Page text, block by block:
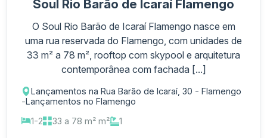
Soul Rio Barão de Icaraí Flamengo
O Soul Rio Barão de Icaraí Flamengo nasce em
uma rua reservada do Flamengo, com unidades de
33 m² a 78 m², rooftop com skypool e arquitetura
contemporânea com fachada [...]
Lançamentos na Rua Barão de Icaraí, 30 - Flamengo
-Lançamentos no Flamengo
1-2
33 a 78 m² m² 1